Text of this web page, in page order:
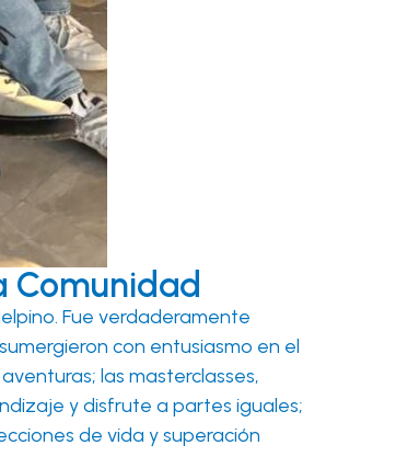
Comunidad
Fue verdaderamente
con entusiasmo en el
las masterclasses,
y disfrute a partes iguales;
de vida y superación